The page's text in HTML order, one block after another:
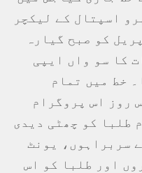
اسپتال کے لیکچر
نمبر ایک میں 30 اپریل کو صبح گیارہ
کا سو واں ایپی
خط میں تمام
روز اس پروگرام
طلبا کو چھٹی دیدی
سربراہوں، یونٹ
اور طلبا کو اس